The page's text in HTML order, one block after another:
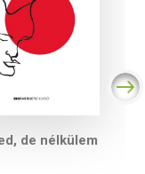
de nélkülem